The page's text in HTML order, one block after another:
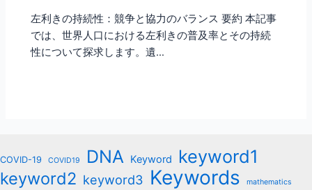
左利きの持続性：競争と協力のバランス 要約 本記事
では、世界人口における左利きの普及率とその持続
性について探求します。遺…
COVID-19 COVID19 DNA Keyword keyword1
keyword2 keyword3 Keywords mathematics